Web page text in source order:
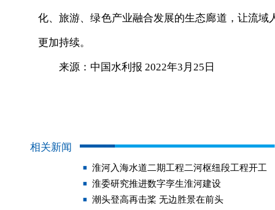
化、旅游、绿色产业融合发展的生态廊道，让流
更加持续。
来源：中国水利报 2022年3月25日
相关新闻
淮河入海水道二期工程二河枢纽段工程开工
淮委研究推进数字孪生淮河建设
潮头登高再击桨 无边胜景在前头